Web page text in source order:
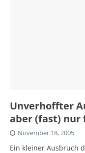
Unverhoffter
aber (fast) nur
November 18, 2005
Ein kleiner Ausbruch